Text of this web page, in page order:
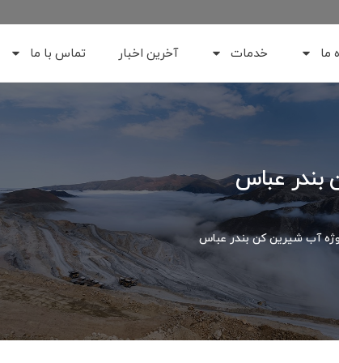
ما خدمات آخرین اخبار تماس با ما
بندر عباس
آب شیرین کن بندر عباس